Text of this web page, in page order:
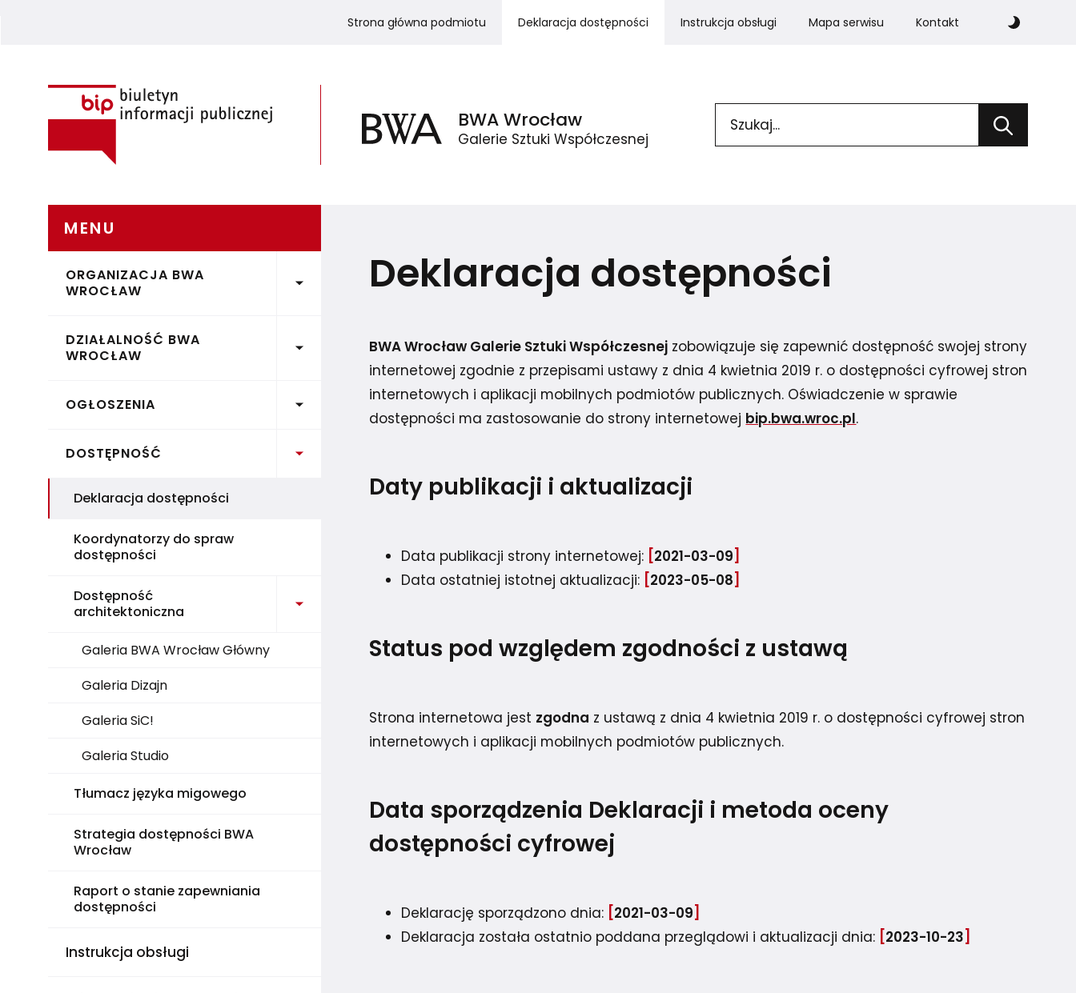
Strona główna podmiotu (otwiera się w nowej zakładce lub oknie)
Deklaracja dostępności Instrukcja obsługi Mapa serwisu Kontakt Włącz
Biuletyn Informacji Publicznej
BWAWrocław
Galerie Sztuki Współczesnej
(otwiera się w nowym oknie lub zakładce)
Wprowadź słowa, które mają zostać wyszukane
Wyszukaj
MENU
POMIŃ MENU
ORGANIZACJA BWA
WROCŁAW
Rozwiń menu podrzędne dla Organizacja BWA Wrocław
DZIAŁALNOŚĆ BWA
WROCŁAW
Rozwiń menu podrzędne dla Działalność BWA Wrocław
OGŁOSZENIA Rozwiń menu podrzędne dla Ogłoszenia
DOSTĘPNOŚĆ Rozwiń menu podrzędne dla Dostępność
Deklaracja dostępności
Koordynatorzy do spraw
dostępności
Dostępność
architektoniczna
Rozwiń menu podrzędne dla Dostępność architektoniczna
Galeria BWA Wrocław Główny
Galeria Dizajn
Galeria SiC!
Galeria Studio
Tłumacz języka migowego
Strategia dostępności BWA
Wrocław
Raport o stanie zapewniania
dostępności
Instrukcja obsługi
Deklaracja dostępności
BWAWrocław Galerie Sztuki Współczesnej zobowiązuje się zapewnić dostępność swojej strony
internetowej zgodnie z przepisami ustawy z dnia 4 kwietnia 2019 r. o dostępności cyfrowej stron
internetowych i aplikacji mobilnych podmiotów publicznych. Oświadczenie w sprawie
dostępności ma zastosowanie do strony internetowej bip.bwa.wroc.pl.
Daty publikacji i aktualizacji
Data publikacji strony internetowej: 2021-03-09
Data ostatniej istotnej aktualizacji: 2023-05-08
Status pod względem zgodności z ustawą
Strona internetowa jest zgodna z ustawą z dnia 4 kwietnia 2019 r. o dostępności cyfrowej stron
internetowych i aplikacji mobilnych podmiotów publicznych.
Data sporządzenia Deklaracji i metoda oceny
dostępności cyfrowej
Deklarację sporządzono dnia: 2021-03-09
Deklaracja została ostatnio poddana przeglądowi i aktualizacji dnia: 2023-10-23